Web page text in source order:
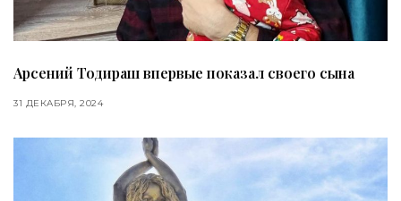
Арсений Тодираш впервые показал своего сына
31 ДЕКАБРЯ, 2024